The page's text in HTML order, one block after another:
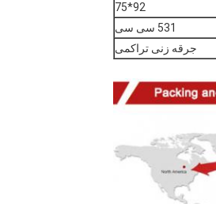
92*75
531 سی سی
جرقه زنی تراکمی